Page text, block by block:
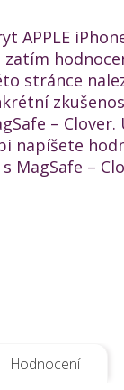
APPLE
zatím
stránce
–
napíšete
MagSafe –
Hodnocení